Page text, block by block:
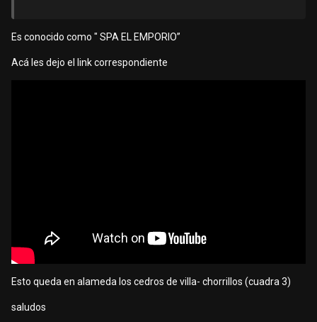
Es conocido como " SPA EL EMPORIO”
Acá les dejo el link correspondiente
Esto queda en alameda los cedros de villa- chorrillos (cuadra 3)
saludos